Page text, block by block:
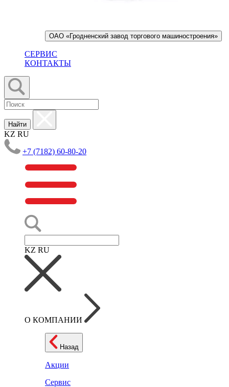
ОАО «Гродненский завод торгового машиностроения»
СЕРВИС
КОНТАКТЫ
Найти
KZ RU
+7 (7182) 60-80-20
KZ RU
О КОМПАНИИ
Назад
Акции
Сервис